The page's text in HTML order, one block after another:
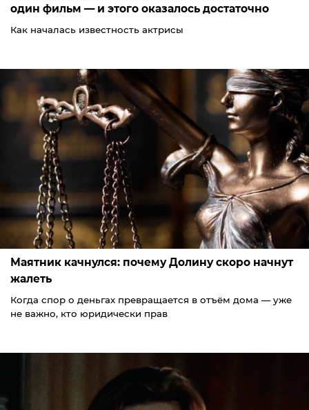
один фильм — и этого оказалось достаточно
Как началась известность актрисы
Маятник качнулся: почему Долину скоро начнут
жалеть
Когда спор о деньгах превращается в отъём дома — уже
не важно, кто юридически прав